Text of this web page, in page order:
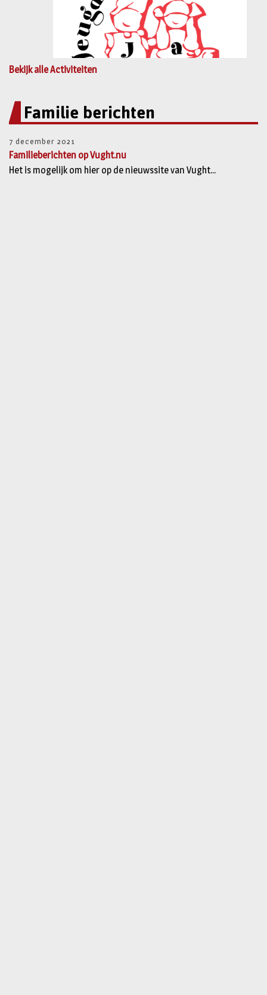
Bekijk alle Activiteiten
Familie berichten
7 december 2021
Familieberichten op Vught.nu
Het is mogelijk om hier op de nieuwssite van Vught...